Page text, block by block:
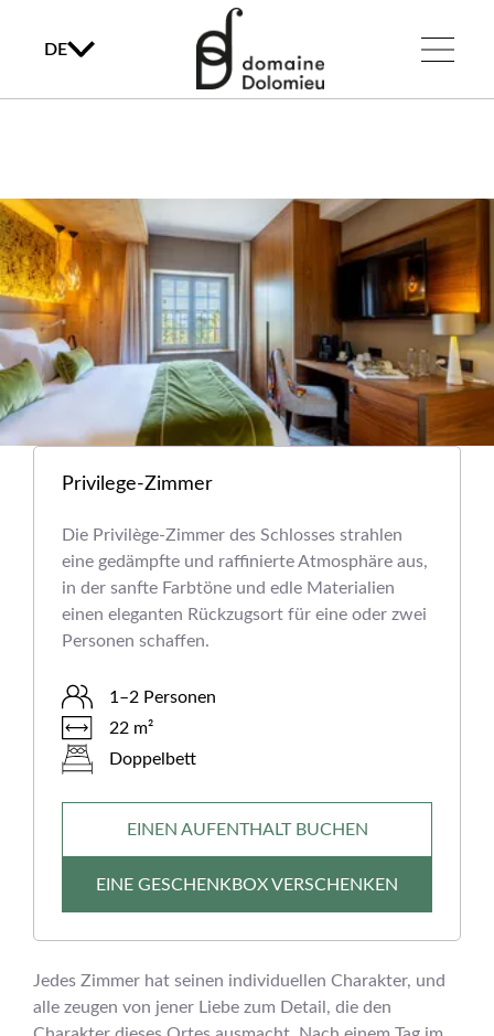
DE
Privilege-Zimmer
Die Privilège-Zimmer des Schlosses strahlen
eine gedämpfte und raffinierte Atmosphäre aus,
in der sanfte Farbtöne und edle Materialien
einen eleganten Rückzugsort für eine oder zwei
Personen schaffen.
1–2 Personen
22 m²
Doppelbett
EINEN AUFENTHALT BUCHEN
EINE GESCHENKBOX VERSCHENKEN
Jedes Zimmer hat seinen individuellen Charakter, und
alle zeugen von jener Liebe zum Detail, die den